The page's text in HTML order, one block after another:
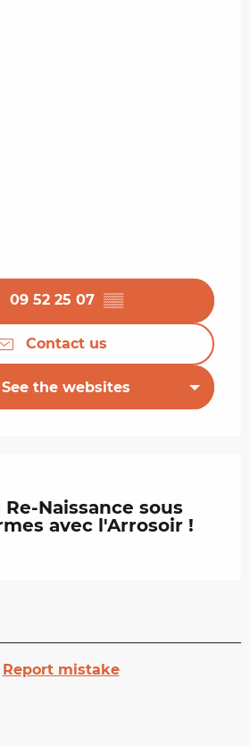
09 52 25 07 ▒▒
Contact us
See the websites
Naissance sous
avec l'Arrosoir !
Report mistake